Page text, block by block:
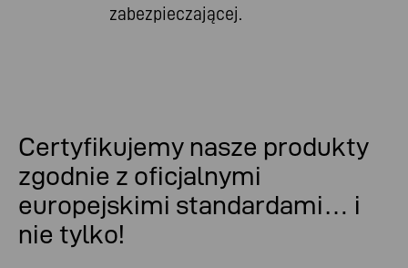
zabezpieczającej.
Certyfikujemy nasze produkty
zgodnie z oficjalnymi
europejskimi standardami… i
nie tylko!